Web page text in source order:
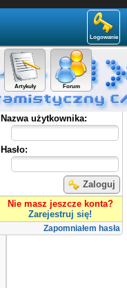
Logowanie
Artykuły Forum
Panel użytkownika
Nazwa użytkownika:
Hasło:
Zaloguj
Nie masz jeszcze konta?
Zarejestruj się!
Zapomniałem hasła